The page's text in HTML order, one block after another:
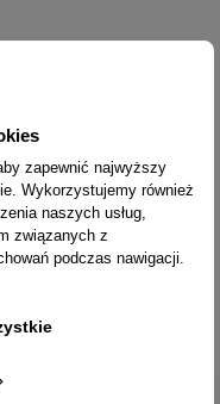
dotyczących
telefoniczny lub przez
zapewnić najwyższy
Wykorzystujemy również
naszych usług,
związanych z
podczas nawigacji.